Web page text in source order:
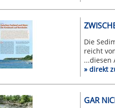
Die
reicht
...diesen
» direkt
GAR